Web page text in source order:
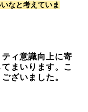
なと考えていま
ィ意識向上に寄
まいります。こ
ざいました。